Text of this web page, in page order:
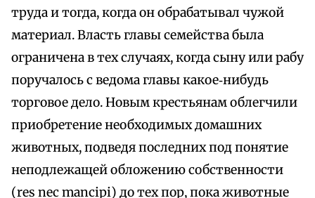
труда и тогда, когда он обрабатывал чужой
материал. Власть главы семейства была
ограничена в тех случаях, когда сыну или рабу
поручалось с ведома главы какое‑нибудь
торговое дело. Новым крестьянам облегчили
приобретение необходимых домашних
животных, подведя последних под понятие
неподлежащей обложению собственности
(res nec mancipi) до тех пор, пока животные